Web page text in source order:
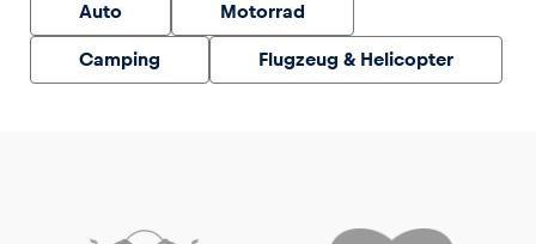
Auto Motorrad
Camping Flugzeug & Helicopter